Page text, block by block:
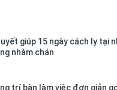
giúp 15 ngày cách ly tại
nhàm chán
trí bàn làm việc đơn giản